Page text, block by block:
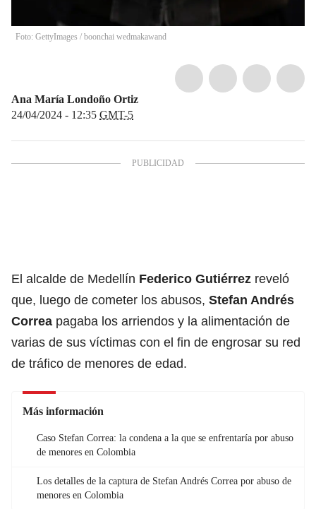
Foto: GettyImages / boonchai wedmakawand
Ana María Londoño Ortiz
24/04/2024 - 12:35 GMT-5
El alcalde de Medellín Federico Gutiérrez reveló
que, luego de cometer los abusos, Stefan Andrés
Correa pagaba los arriendos y la alimentación de
varias de sus víctimas con el fin de engrosar su red
de tráfico de menores de edad.
Más información
Caso Stefan Correa: la condena a la que se enfrentaría por abuso
de menores en Colombia
Los detalles de la captura de Stefan Andrés Correa por abuso de
menores en Colombia